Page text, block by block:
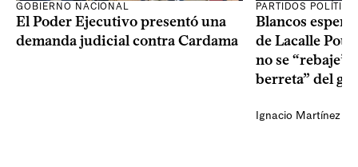
GOBIERNO NACIONAL
El Poder Ejecutivo presentó una
demanda judicial contra Cardama
PARTIDOS
Blancos
de Lacalle Pou
no se “rebaje”
berreta” del
Ignacio Martínez